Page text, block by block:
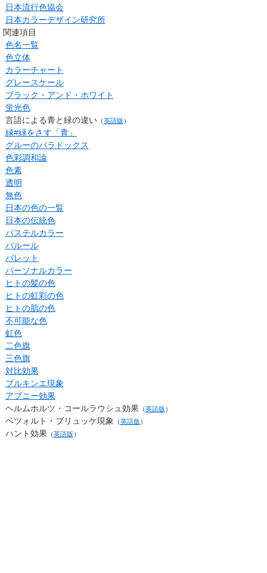
日本流行色協会
日本カラーデザイン研究所
関連項目
色名一覧
色立体
カラーチャート
グレースケール
ブラック・アンド・ホワイト
蛍光色
言語による青と緑の違い（英語版 ）
緑#緑をさす「青」
グルーのパラドックス
色彩調和論
色素
透明
無色
日本の色の一覧
日本の伝統色
パステルカラー
バルール
パレット
パーソナルカラー
ヒトの髪の色
ヒトの虹彩の色
ヒトの肌の色
不可能な色
虹色
二色旗
三色旗
対比効果
プルキンエ現象
アブニー効果
ヘルムホルツ・コールラウシュ効果（英語版 ）
ベツォルト・ブリュッケ現象 （英語版 ）
ハント効果（英語版 ）